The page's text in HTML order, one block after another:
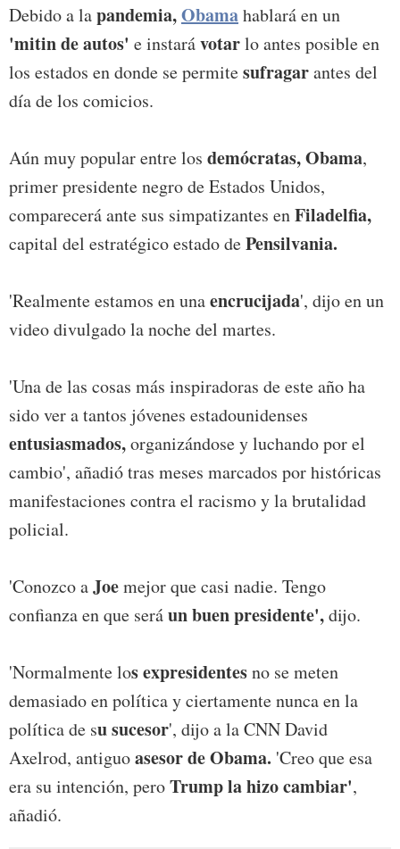
Debido a lapandemia,Obamahablará en un
'mitin de autos' e instarávotarlo antes posible en
los estados en donde se permitesufragarantes del
día de los comicios.
Aún muy popular entre los demócratas, Obama,
primer presidente negro de Estados Unidos,
comparecerá ante sus simpatizantes enFiladelfia,
capital del estratégico estado dePensilvania.
'Realmente estamos en unaencrucijada', dijo en un
video divulgado la noche del martes.
'Una de las cosas más inspiradoras de este año ha
sido ver a tantos jóvenes estadounidenses
entusiasmados,organizándose y luchando por el
cambio', añadió tras meses marcados por históricas
manifestaciones contra el racismo y la brutalidad
policial.
'Conozco aJoemejor que casi nadie. Tengo
confianza en que seráun buen presidente',dijo.
'Normalmente los expresidentesno se meten
demasiado en política y ciertamente nunca en la
política de su sucesor', dijo a la CNN David
Axelrod, antiguoasesor de Obama. 'Creo que esa
era su intención, peroTrump la hizo cambiar',
añadió.